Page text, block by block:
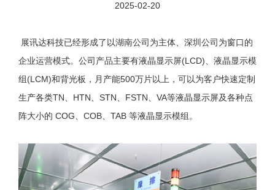
2025-02-20
展讯达科技已经形成了以湖南公司为主体、深圳公司为窗口的
企业运营模式。公司产品主要有液晶显示屏(LCD)、液晶显示模
组(LCM)和背光板，月产能500万片以上，可以为客户快速定制
生产各类TN、HTN、STN、FSTN、VA等液晶显示屏及各种点
阵大小的 COG、COB、TAB 等液晶显示模组。